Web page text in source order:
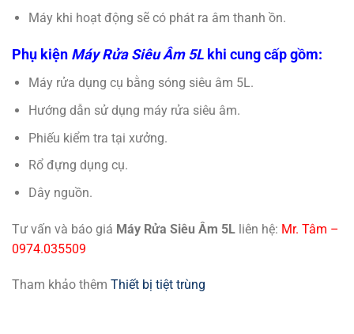
Máy khi hoạt động sẽ có phát ra âm thanh ồn.
Phụ kiện Máy Rửa Siêu Âm 5L khi cung cấp gồm:
Máy rửa dụng cụ bằng sóng siêu âm 5L.
Hướng dẫn sử dụng máy rửa siêu âm.
Phiếu kiểm tra tại xưởng.
Rổ đựng dụng cụ.
Dây nguồn.
Tư vấn và báo giá Máy Rửa Siêu Âm 5L liên hệ: Mr. Tâm –
0974.035509
Tham khảo thêm Thiết bị tiệt trùng